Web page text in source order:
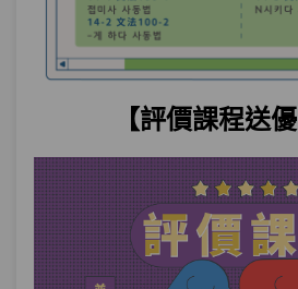
【評價課程送優